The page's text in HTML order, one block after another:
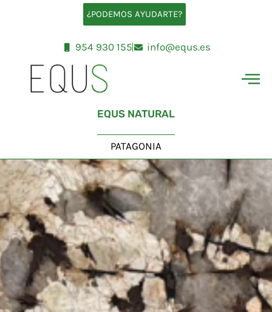
¿PODEMOS AYUDARTE?
954 930 155 info@equs.es
EQUS NATURAL
PATAGONIA